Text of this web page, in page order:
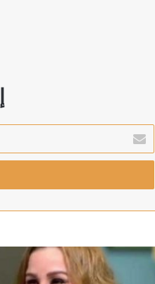
وزير الصحة اليمني يعلن مقتل مدنيين اثنين وإصابة
الخارجية الباكستانية:
بريدك
الإلكتروني